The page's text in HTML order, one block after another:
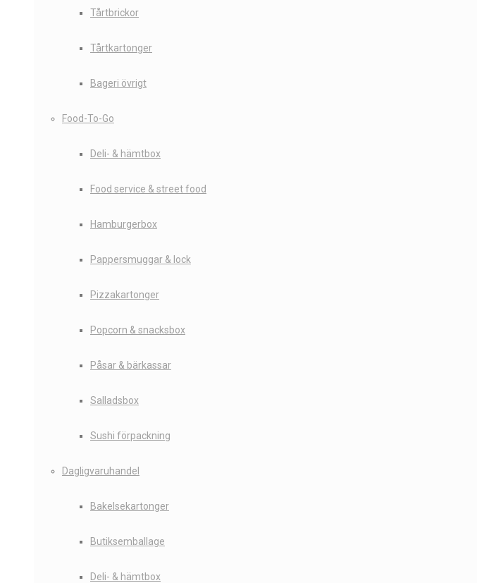
Tårtbrickor
Tårtkartonger
Bageri övrigt
Food-To-Go
Deli- & hämtbox
Food service & street food
Hamburgerbox
Pappersmuggar & lock
Pizzakartonger
Popcorn & snacksbox
Påsar & bärkassar
Salladsbox
Sushi förpackning
Dagligvaruhandel
Bakelsekartonger
Butiksemballage
Deli- & hämtbox